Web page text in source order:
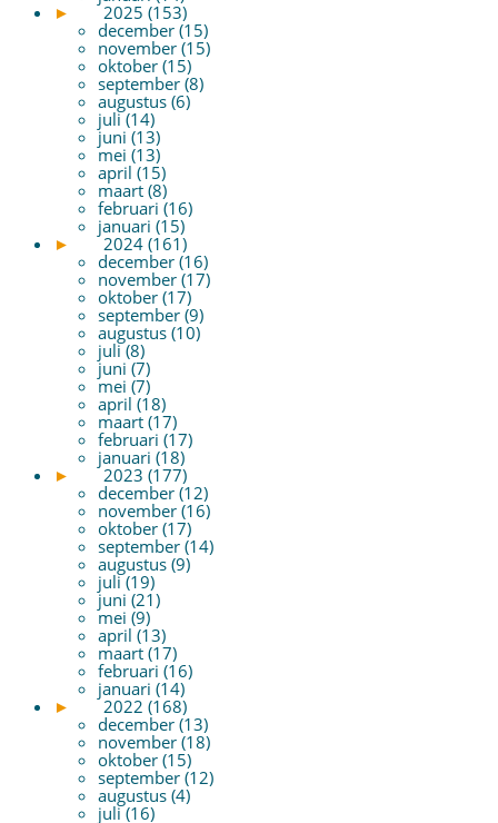
►
2025 (153)
december (15)
november (15)
oktober (15)
september (8)
augustus (6)
juli (14)
juni (13)
mei (13)
april (15)
maart (8)
februari (16)
januari (15)
►
2024 (161)
december (16)
november (17)
oktober (17)
september (9)
augustus (10)
juli (8)
juni (7)
mei (7)
april (18)
maart (17)
februari (17)
januari (18)
►
2023 (177)
december (12)
november (16)
oktober (17)
september (14)
augustus (9)
juli (19)
juni (21)
mei (9)
april (13)
maart (17)
februari (16)
januari (14)
►
2022 (168)
december (13)
november (18)
oktober (15)
september (12)
augustus (4)
juli (16)